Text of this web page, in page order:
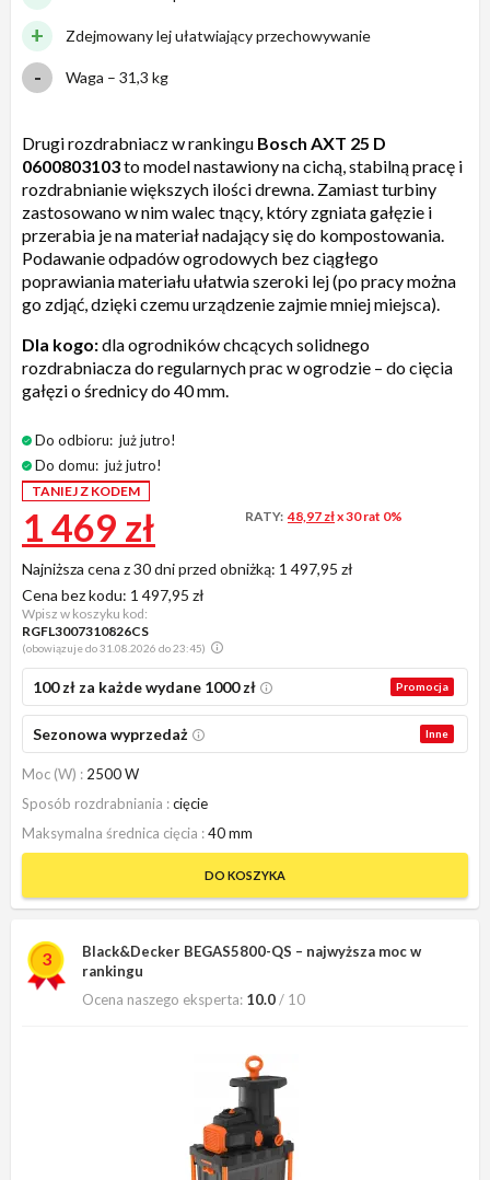
Zdejmowany lej ułatwiający przechowywanie
Waga – 31,3 kg
Drugi rozdrabniacz w rankingu Bosch AXT 25 D
0600803103to model nastawiony na cichą, stabilną pracę i
rozdrabnianie większych ilości drewna. Zamiast turbiny
zastosowano w nim walec tnący, który zgniata gałęzie i
przerabia je na materiał nadający się do kompostowania.
Podawanie odpadów ogrodowych bez ciągłego
poprawiania materiału ułatwia szeroki lej (po pracy można
go zdjąć, dzięki czemu urządzenie zajmie mniej miejsca).
Dla kogo:dla ogrodników chcących solidnego
rozdrabniacza do regularnych prac w ogrodzie – do cięcia
gałęzi o średnicy do 40 mm.
Do odbioru: już jutro!
Do domu: już jutro!
TANIEJ Z KODEM
1 469 zł
Najniższa cena z 30 dni przed obniżką: 1 497,95 zł
Cena bez kodu: 1 497,95 zł
Wpisz w koszyku kod:
RGFL3007310826CS
(obowiązuje do 31.08.2026 do 23:45)
RATY: 48,97 złx 30 rat 0%
Promocja
100 zł za każde wydane 1000 zł
Inne
Sezonowa wyprzedaż
Moc (W)
2500 W
Sposób rozdrabniania
cięcie
Maksymalna średnica cięcia
40 mm
DO KOSZYKA
3
Black&Decker BEGAS5800-QS – najwyższa moc w
rankingu
Ocena naszego eksperta: 10.0/ 10